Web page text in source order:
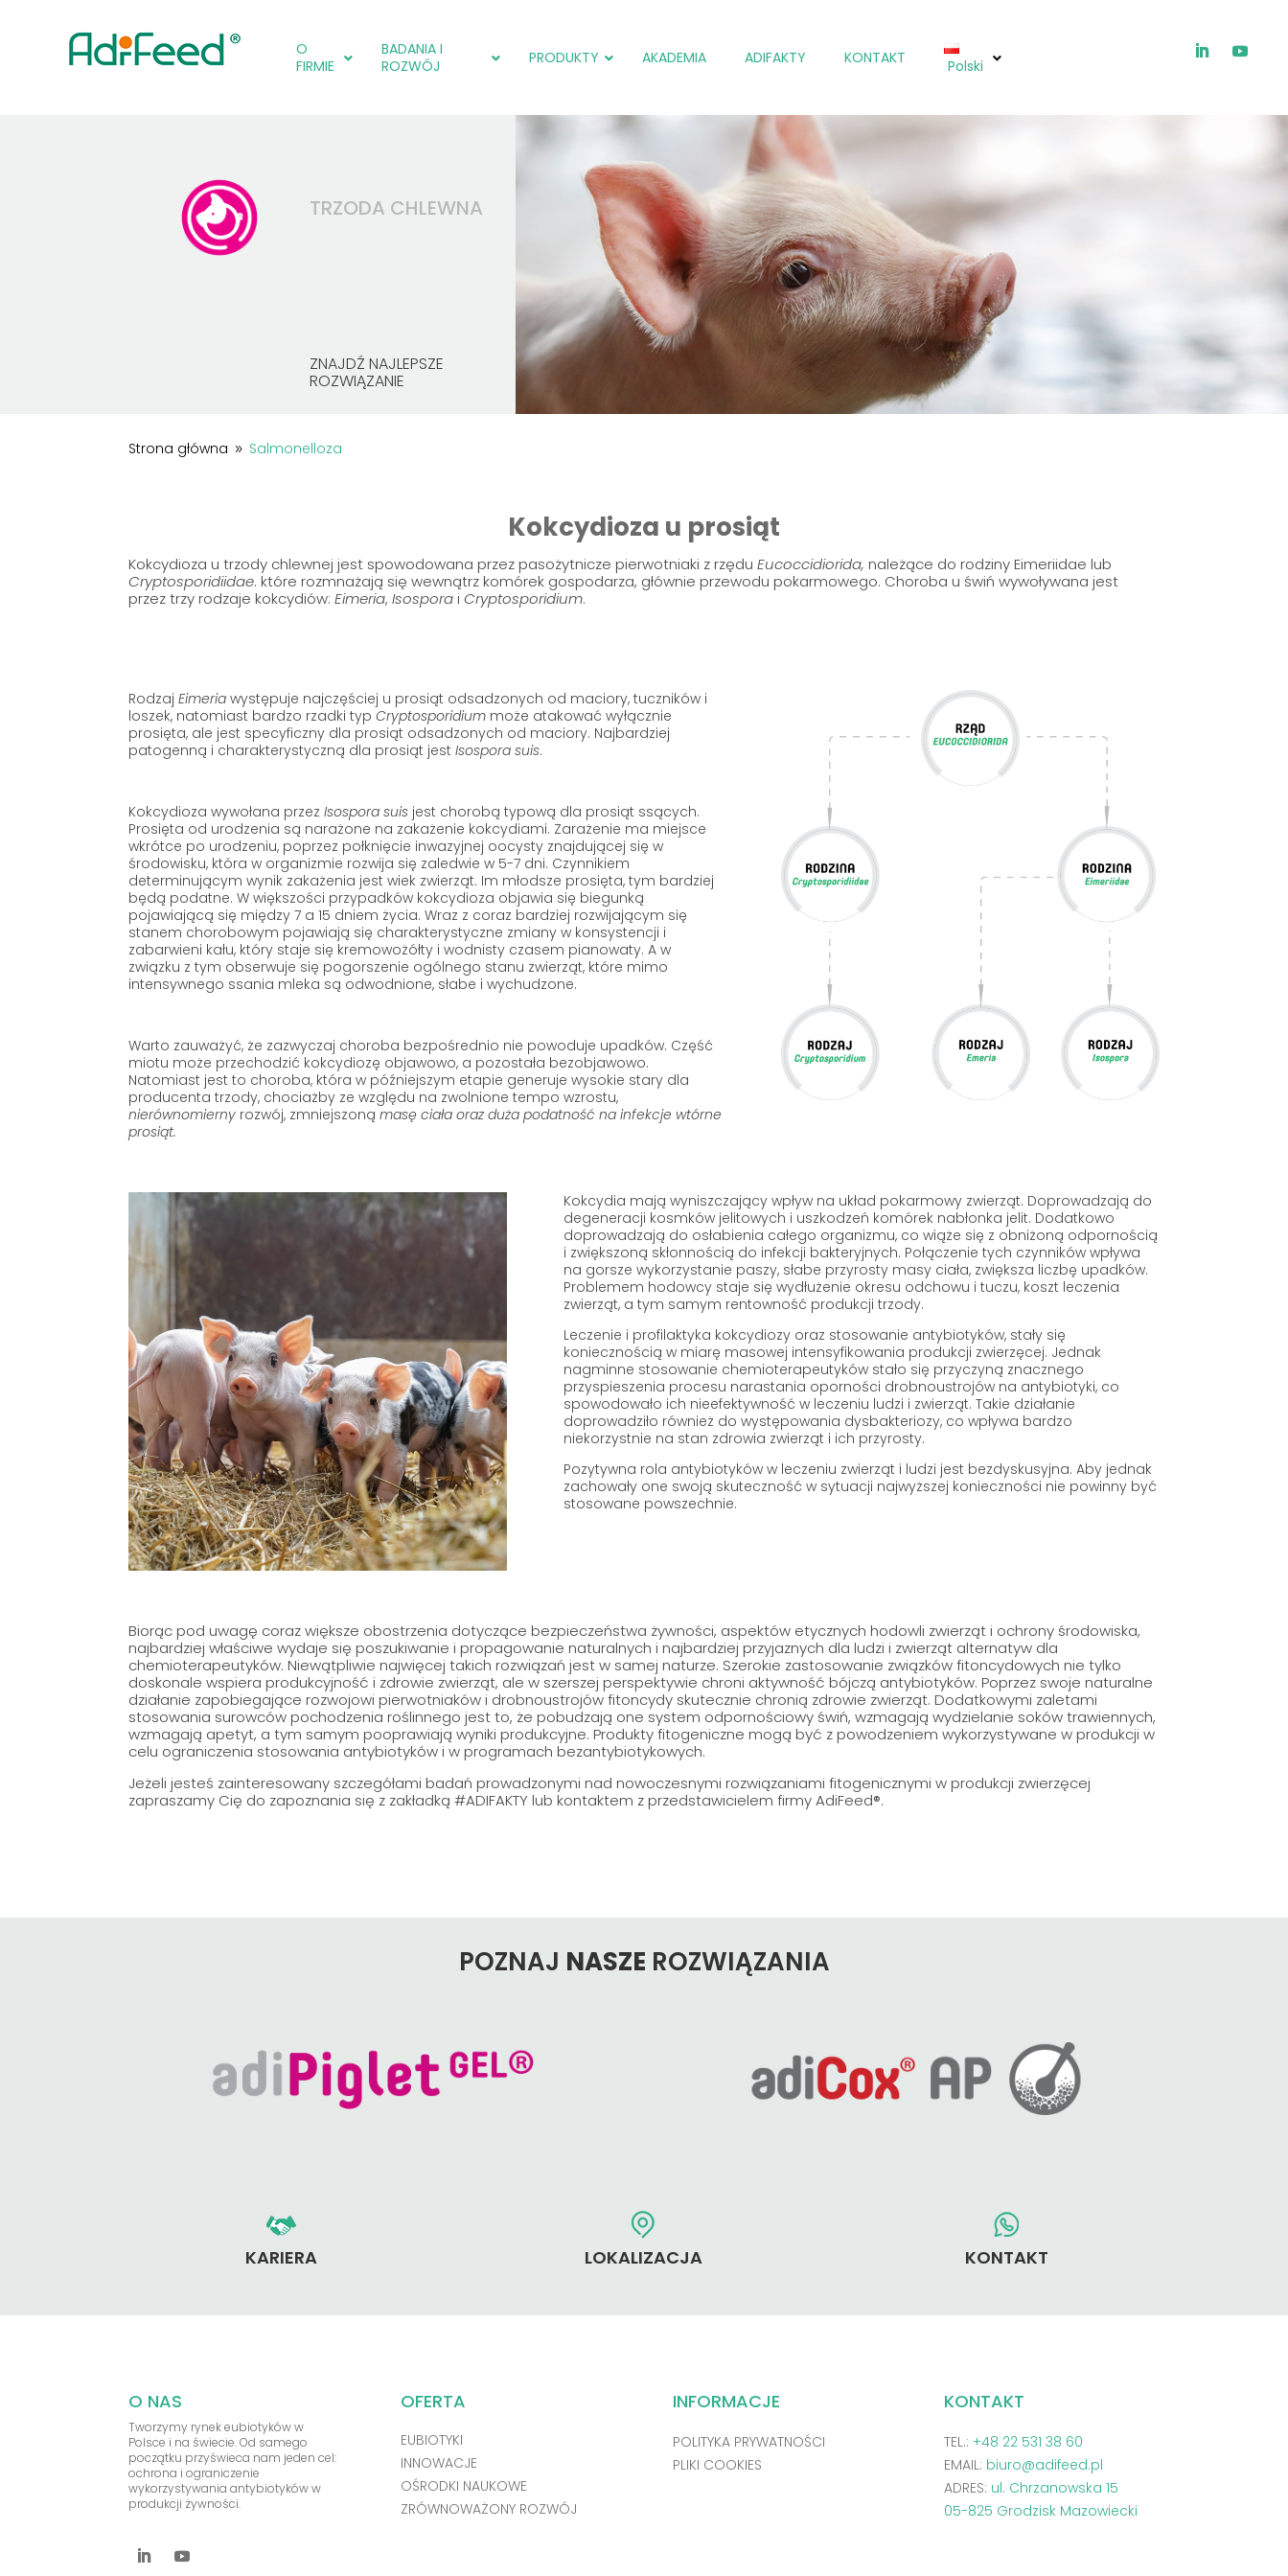
O
FIRMIE
BADANIA I
ROZWÓJ
PRODUKTY
Salmol (EU)
Farmpak SF (EU)
adiNEXT® PLUS (EU)
adiNEXT®
adiSTIM®
adiCOX®
adiCOX®
Farmpak SC (PL)
Farmpak SM (PL)
AKADEMIA ADIFAKTY KONTAKT Polski
TRZODA CHLEWNA
ZNAJDŹ NAJLEPSZE
ROZWIĄZANIE
Strona główna 9 Salmonelloza
Kokcydioza u prosiąt
Kokcydioza u trzody chlewnej jest spowodowana przez pasożytnicze pierwotniaki z rzęduEucoccidiorida, należące do rodziny Eimeriidae lub
Cryptosporidiidae. które rozmnażają się wewnątrz komórek gospodarza, głównie przewodu pokarmowego. Choroba u świń wywoływana jest
przez trzy rodzaje kokcydiów:Eimeria,Isospora iCryptosporidium.
RodzajEimeriawystępuje najczęściej u prosiąt odsadzonych od maciory, tuczników i
loszek, natomiast bardzo rzadki typCryptosporidium może atakować wyłącznie
prosięta, ale jest specyficzny dla prosiąt odsadzonych od maciory. Najbardziej
patogenną i charakterystyczną dla prosiąt jestIsospora suis.
Kokcydioza wywołana przezIsospora suis jest chorobą typową dla prosiąt ssących.
Prosięta od urodzenia są narażone na zakażenie kokcydiami. Zarażenie ma miejsce
wkrótce po urodzeniu, poprzez połknięcie inwazyjnej oocysty znajdującej się w
środowisku, która w organizmie rozwija się zaledwie w 5-7 dni. Czynnikiem
determinującym wynik zakażenia jest wiek zwierząt. Im młodsze prosięta, tym bardziej
będą podatne. W większości przypadków kokcydioza objawia się biegunką
pojawiającą się między 7 a 15 dniem życia. Wraz z coraz bardziej rozwijającym się
stanem chorobowym pojawiają się charakterystyczne zmiany w konsystencji i
zabarwieni kału, który staje się kremowożółty i wodnisty czasem pianowaty. A w
związku z tym obserwuje się pogorszenie ogólnego stanu zwierząt, które mimo
intensywnego ssania mleka są odwodnione, słabe i wychudzone.
Warto zauważyć, że zazwyczaj choroba bezpośrednio nie powoduje upadków. Część
miotu może przechodzić kokcydiozę objawowo, a pozostała bezobjawowo.
Natomiast jest to choroba, która w późniejszym etapie generuje wysokie stary dla
producenta trzody, chociażby ze względu na zwolnione tempo wzrostu,
nierównomierny rozwój, zmniejszonąmasę ciała oraz duża podatność na infekcje wtórne
prosiąt.
Kokcydia mają wyniszczający wpływ na układ pokarmowy zwierząt. Doprowadzają do
degeneracji kosmków jelitowych i uszkodzeń komórek nabłonka jelit. Dodatkowo
doprowadzają do osłabienia całego organizmu, co wiąże się z obniżoną odpornością
i zwiększoną skłonnością do infekcji bakteryjnych. Połączenie tych czynników wpływa
na gorsze wykorzystanie paszy, słabe przyrosty masy ciała, zwiększa liczbę upadków.
Problemem hodowcy staje się wydłużenie okresu odchowu i tuczu, koszt leczenia
zwierząt, a tym samym rentowność produkcji trzody.
Leczenie i profilaktyka kokcydiozy oraz stosowanie antybiotyków, stały się
koniecznością w miarę masowej intensyfikowania produkcji zwierzęcej. Jednak
nagminne stosowanie chemioterapeutyków stało się przyczyną znacznego
przyspieszenia procesu narastania oporności drobnoustrojów na antybiotyki, co
spowodowało ich nieefektywność w leczeniu ludzi i zwierząt. Takie działanie
doprowadziło również do występowania dysbakteriozy, co wpływa bardzo
niekorzystnie na stan zdrowia zwierząt i ich przyrosty.
Pozytywna rola antybiotyków w leczeniu zwierząt i ludzi jest bezdyskusyjna. Aby jednak
zachowały one swoją skuteczność w sytuacji najwyższej konieczności nie powinny być
stosowane powszechnie.
Biorąc pod uwagę coraz większe obostrzenia dotyczące bezpieczeństwa żywności, aspektów etycznych hodowli zwierząt i ochrony środowiska,
najbardziej właściwe wydaje się poszukiwanie i propagowanie naturalnych i najbardziej przyjaznych dla ludzi i zwierząt alternatyw dla
chemioterapeutyków. Niewątpliwie najwięcej takich rozwiązań jest w samej naturze. Szerokie zastosowanie związków fitoncydowych nie tylko
doskonale wspiera produkcyjność i zdrowie zwierząt, ale w szerszej perspektywie chroni aktywność bójczą antybiotyków. Poprzez swoje naturalne
działanie zapobiegające rozwojowi pierwotniaków i drobnoustrojów fitoncydy skutecznie chronią zdrowie zwierząt. Dodatkowymi zaletami
stosowania surowców pochodzenia roślinnego jest to, że pobudzają one system odpornościowy świń, wzmagają wydzielanie soków trawiennych,
wzmagają apetyt, a tym samym pooprawiają wyniki produkcyjne. Produkty fitogeniczne mogą być z powodzeniem wykorzystywane w produkcji w
celu ograniczenia stosowania antybiotyków i w programach bezantybiotykowych.
Jeżeli jesteś zainteresowany szczegółami badań prowadzonymi nad nowoczesnymi rozwiązaniami fitogenicznymi w produkcji zwierzęcej
zapraszamy Cię do zapoznania się z zakładką #ADIFAKTY lub kontaktem z przedstawicielem firmy AdiFeed®.
POZNAJ NASZE ROZWIĄZANIA
KARIERA LOKALIZACJA KONTAKT
O NAS
Tworzymy rynek eubiotyków w
Polsce i na świecie. Od samego
początku przyświeca nam jeden cel:
ochrona i ograniczenie
wykorzystywania antybiotyków w
produkcji żywności.
OFERTA
EUBIOTYKI
INNOWACJE
OŚRODKI NAUKOWE
ZRÓWNOWAŻONY ROZWÓJ
INFORMACJE
POLITYKA PRYWATNOŚCI
PLIKI COOKIES
KONTAKT
TEL.: +48 22 531 38 60
EMAIL: biuro@adifeed.pl
ADRES: ul. Chrzanowska 15
05-825 Grodzisk Mazowiecki